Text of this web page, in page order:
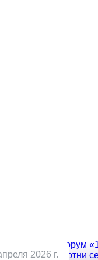
2026 г.